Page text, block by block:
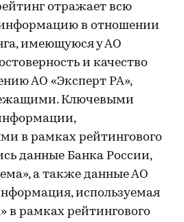
отражает всю
в отношении
имеющуюся у АО
и качество
АО «Эксперт РА»,
Ключевыми
в рамках рейтингового
данные Банка России,
а также данные АО
используемая
в рамках рейтингового